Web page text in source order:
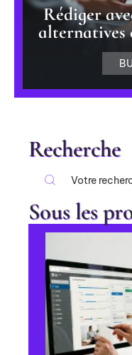
Rédiger
alternatives
Recherche
Sous les